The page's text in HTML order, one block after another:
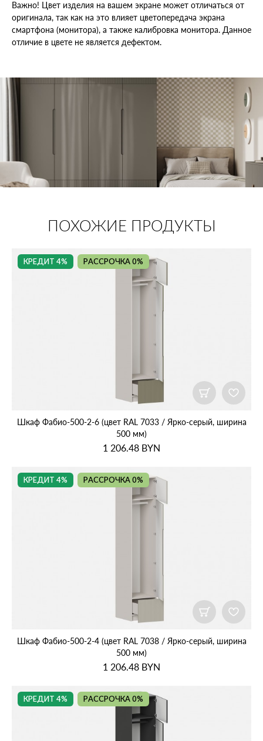
Важно! Цвет изделия на вашем экране может отличаться от
оригинала, так как на это влияет цветопередача экрана
смартфона (монитора), а также калибровка монитора. Данное
отличие в цвете не является дефектом.
ПОХОЖИЕ ПРОДУКТЫ
КРЕДИТ 4% РАССРОЧКА 0%
Шкаф Фабио‑500‑2‑6 (цвет RAL 7033 / Ярко‑серый, ширина
500 мм)
1 206.48 BYN
КРЕДИТ 4% РАССРОЧКА 0%
Шкаф Фабио‑500‑2‑4 (цвет RAL 7038 / Ярко‑серый, ширина
500 мм)
1 206.48 BYN
КРЕДИТ 4% РАССРОЧКА 0%